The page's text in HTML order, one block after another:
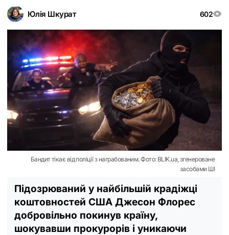
Юлія Шкурат 602
Бандит тікає від поліції з награбованим. Фото: BLIK.ua, згенероване
засобами ШІ
Підозрюваний у найбільшій крадіжці
коштовностей США Джесон Флорес
добровільно покинув країну,
шокувавши прокурорів і уникаючи